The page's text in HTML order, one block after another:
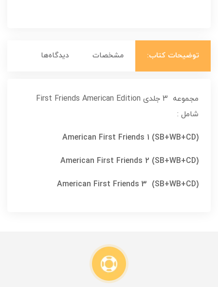
توضیحات کتاب: مشخصات دیدگاه‌ها
مجموعه 3 جلدی First Friends American Edition
شامل :
(American First Friends 1 (SB+WB+CD
(American First Friends 2 (SB+WB+CD
(American First Friends 3 (SB+WB+CD